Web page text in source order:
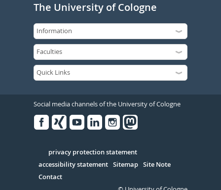
The University of Cologne
Social media channels of the University of Cologne
Serivce
privacy protection statement
accessibility statement Sitemap Site Note
Contact